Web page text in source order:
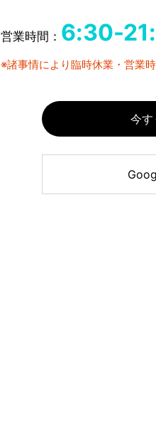
営業時間： 6:30-
※諸事情により臨時休業・営業
今す